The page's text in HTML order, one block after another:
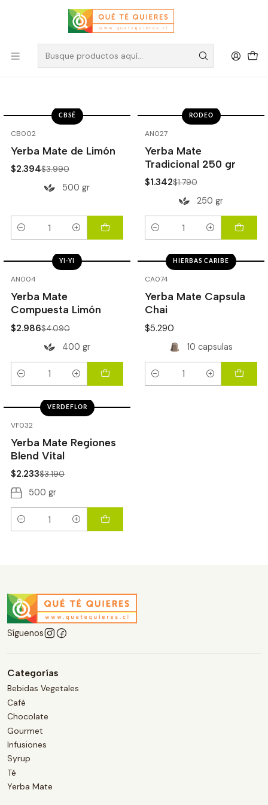
Yerba Mate por formato
Filtros
CB002
CBSÉ
Yerba Mate de Limón
$2.394$3.990
500 gr
Cantidad
AN027
RODEO
Yerba Mate
Tradicional 250 gr
$1.342$1.790
250 gr
Cantidad
AN004
YI-YI
Yerba Mate
Compuesta Limón
$2.986$4.090
400 gr
Cantidad
CA074
HIERBAS CARIBE
Yerba Mate Capsula
Chai
$5.290
10 capsulas
Cantidad
VF032
VERDEFLOR
Yerba Mate Regiones
Blend Vital
$2.233$3.190
500 gr
Cantidad
Síguenos
Categorías
Bebidas Vegetales
Café
Chocolate
Gourmet
Infusiones
Syrup
Té
Yerba Mate